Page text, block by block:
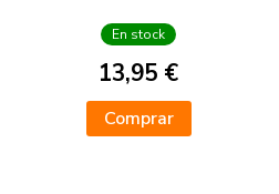
En stock
13,95 €
Comprar